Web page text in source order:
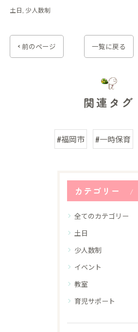
土日 少人数制
< 前のページ 一覧に戻る
関連タグ
#福岡市 #一時保育
カテゴリー
全てのカテゴリー
土日
少人数制
イベント
教室
育児サポート